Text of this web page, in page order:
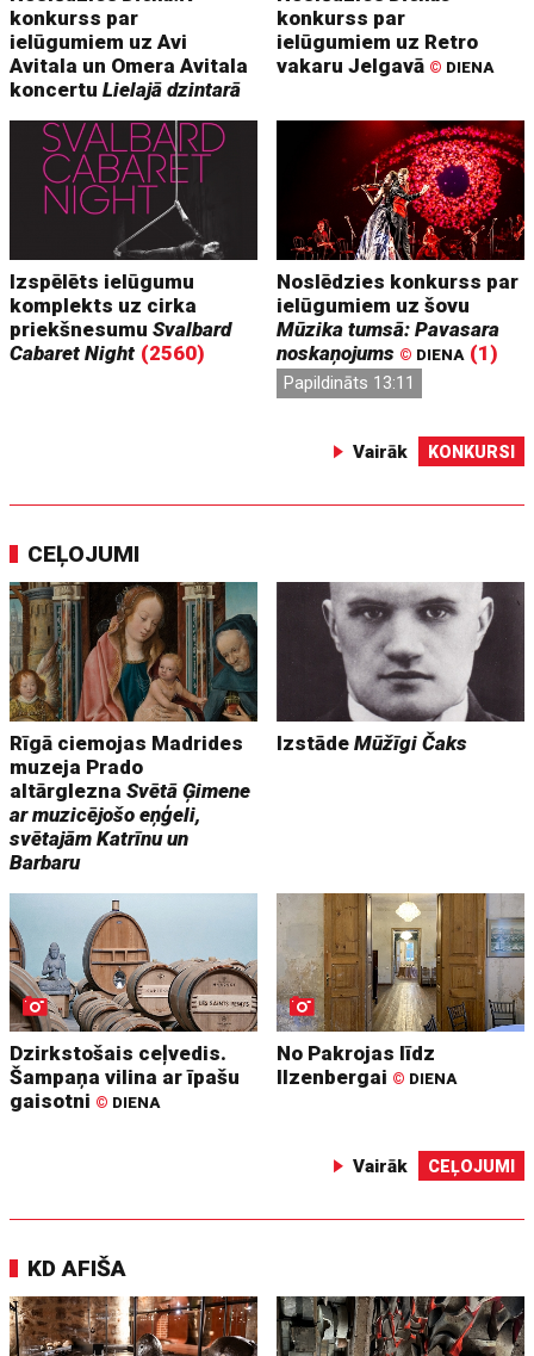
konkurss par
ielūgumiem uz Avi
Avitala un Omera Avitala
koncertuLielajā dzintarā
konkurss par
ielūgumiem uz Retro
vakaru Jelgavā © DIENA
Izspēlēts ielūgumu
komplekts uz cirka
priekšnesumuSvalbard
Cabaret Night (2560)
Noslēdzies konkurss par
ielūgumiem uz šovu
Mūzika tumsā: Pavasara
noskaņojums © DIENA (1)
Papildināts 13:11
Vairāk KONKURSI
CEĻOJUMI
Rīgā ciemojas Madrides
muzeja Prado
altārgleznaSvētā Ģimene
ar muzicējošo eņģeli,
svētajām Katrīnu un
Barbaru
IzstādeMūžīgi Čaks
Dzirkstošais ceļvedis.
Šampaņa vilina ar īpašu
gaisotni © DIENA
No Pakrojas līdz
Ilzenbergai © DIENA
Vairāk CEĻOJUMI
KD AFIŠA